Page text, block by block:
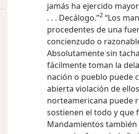
jamás ha ejercido
. . . Decálogo.”2 “Los
procedentes de una
concienzudo o
Absolutamente sin
fácilmente toman la
nación o pueblo puede
abierta violación de
norteamericana puede
sostienen el todo y que
Mandamientos también